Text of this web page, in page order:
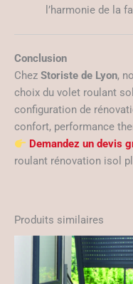
l’harmonie de la
Conclusion
Chez Storiste de Lyon,
choix du volet roulant
configuration de
confort, performance
Demandez un devis
roulant rénovation isol
Produits similaires